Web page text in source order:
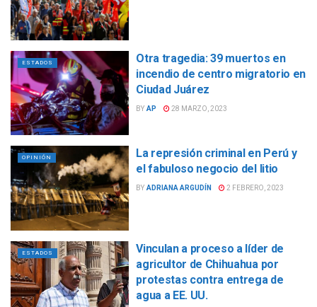
ESTADOS
Otra tragedia: 39 muertos en
incendio de centro migratorio en
Ciudad Juárez
BY AP 28 MARZO, 2023
OPINIÓN
La represión criminal en Perú y
el fabuloso negocio del litio
BY ADRIANA ARGUDÍN 2 FEBRERO, 2023
ESTADOS
Vinculan a proceso a líder de
agricultor de Chihuahua por
protestas contra entrega de
agua a EE. UU.